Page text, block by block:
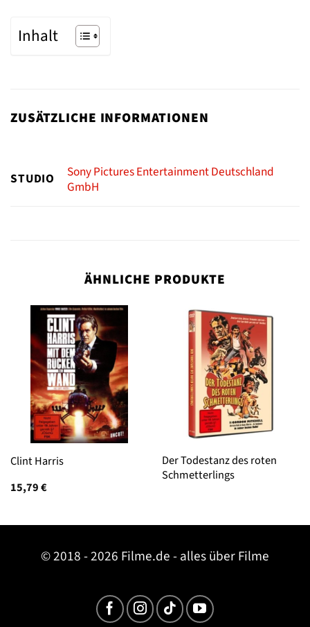
Inhalt
ZUSÄTZLICHE INFORMATIONEN
STUDIO
Sony Pictures Entertainment Deutschland
GmbH
ÄHNLICHE PRODUKTE
Clint Harris
15,79€
Der Todestanz des roten
Schmetterlings
© 2018 - 2026 Filme.de - alles über Filme